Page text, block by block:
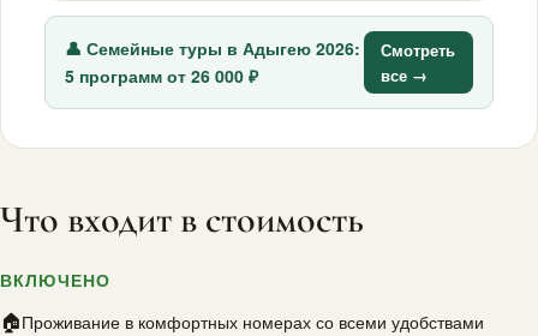
👤 Семейные туры в Адыгею 2026:
5 программ от 26 000 ₽
Смотреть
все →
Что входит в стоимость
ВКЛЮЧЕНО
🏠Проживание в комфортных номерах со всеми удобствами